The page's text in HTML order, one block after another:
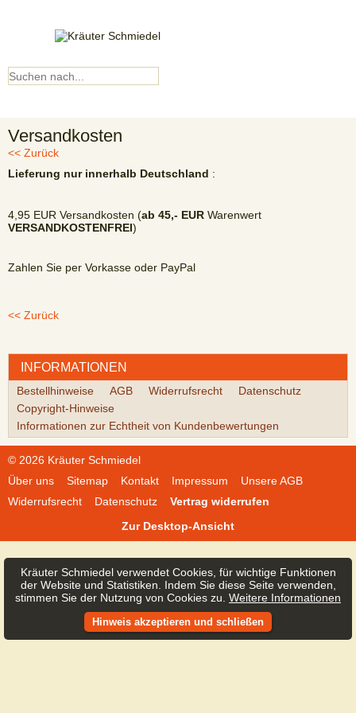
Kräuter Schmiedel verwendet Cookies, für wichtige Funktionen
der Website und Statistiken. Indem Sie diese Seite verwenden,
stimmen Sie der Nutzung von Cookies zu. Weitere Informationen
Hinweis akzeptieren und schließen
Versandkosten
<< Zurück
Lieferung nur innerhalb Deutschland :
4,95 EUR Versandkosten (ab 45,- EUR Warenwert
VERSANDKOSTENFREI)
Zahlen Sie per Vorkasse oder PayPal
<< Zurück
INFORMATIONEN
Bestellhinweise AGB Widerrufsrecht
Datenschutz
Copyright-Hinweise
Informationen zur Echtheit von Kundenbewertungen
© 2026 Kräuter Schmiedel
Über uns
Sitemap Kontakt Impressum
Unsere AGB
Widerrufsrecht
Datenschutz
Vertrag widerrufen
Zur Desktop-Ansicht